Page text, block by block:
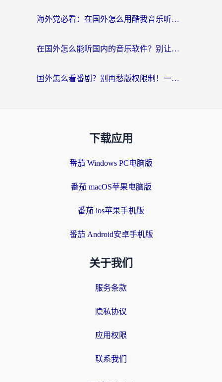
海外党必看：在国外怎么用酷我音乐听音乐？告别“地区不支持”的实用指南
在国外怎么能听国内的音乐软件？别让版权限制断了你的“中文歌单”
国外怎么看番剧？别再愁版权限制！一个工具解决所有回国追剧难题
下载应用
番茄 Windows PC电脑版
番茄 macOS苹果电脑版
番茄 ios苹果手机版
番茄 Android安卓手机版
关于我们
服务条款
隐私协议
应用权限
联系我们